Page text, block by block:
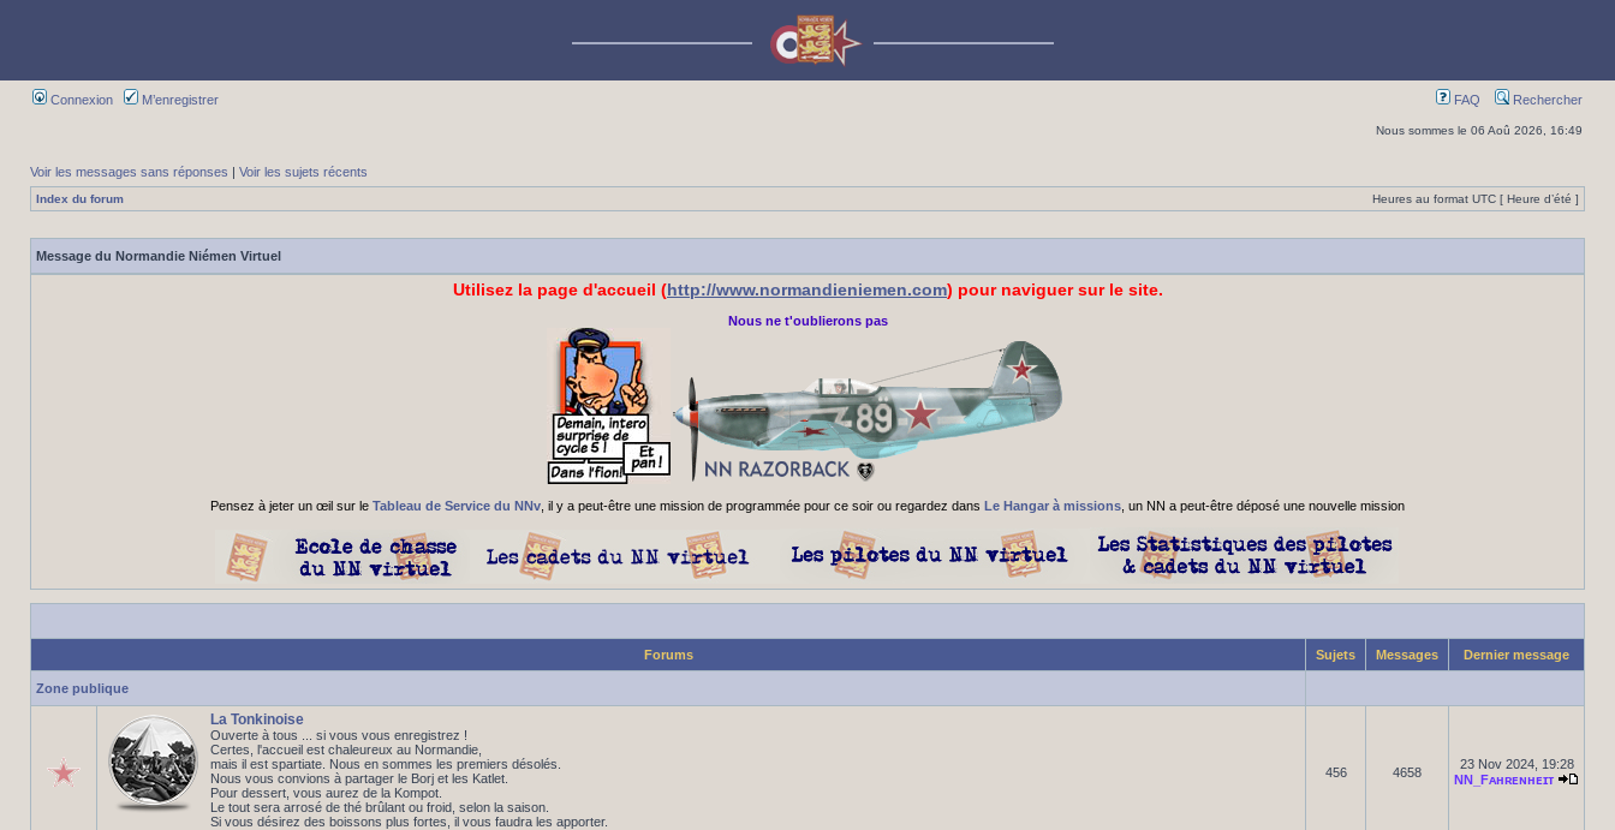
Connexion M’enregistrer FAQ Rechercher
Nous sommes le 06 Aoû 2026, 16:49
Voir les messages sans réponses | Voir les sujets récents
Index du forum Heures au format UTC [ Heure d’été ]
Message du Normandie Niémen Virtuel
Utilisez la page d'accueil (http://www.normandieniemen.com) pour naviguer sur le site.
Nous ne t'oublierons pas
Pensez à jeter un œil sur le Tableau de Service du NNv , il y a peut-être une mission de programmée pour ce soir ou regardez dans Le Hangar à missions , un NN a peut-être déposé une nouvelle mission
Forums Sujets Messages Dernier message
Zone publique
La Tonkinoise
Ouverte à tous ... si vous vous enregistrez !
Certes, l'accueil est chaleureux au Normandie,
mais il est spartiate. Nous en sommes les premiers désolés.
Nous vous convions à partager le Borj et les Katlet.
Pour dessert, vous aurez de la Kompot.
Le tout sera arrosé de thé brûlant ou froid, selon la saison.
Si vous désirez des boissons plus fortes, il vous faudra les apporter.
456 4658
23 Nov 2024, 19:28
NN_Fᴀʜʀᴇɴʜᴇɪᴛ